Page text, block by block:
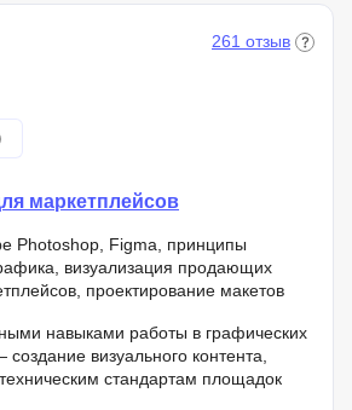
261 отзыв
маркетплейсов
Photoshop, Figma, принципы
визуализация продающих
проектирование макетов
навыками работы в графических
визуального контента,
стандартам площадок